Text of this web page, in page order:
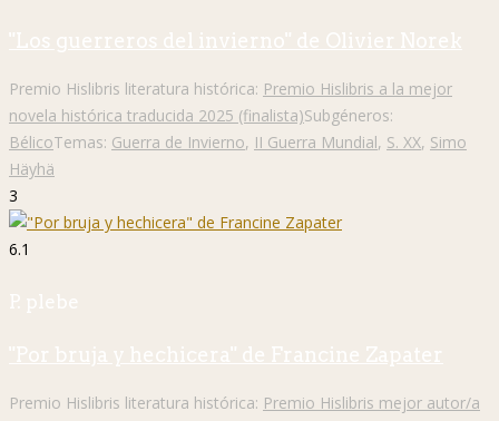
"Los guerreros del invierno" de Olivier Norek
Premio Hislibris literatura histórica: Premio Hislibris a la mejor
novela histórica traducida 2025 (finalista)Subgéneros:
BélicoTemas: Guerra de Invierno, II Guerra Mundial, S. XX, Simo
Häyhä
3
6.1
P. plebe
"Por bruja y hechicera" de Francine Zapater
Premio Hislibris literatura histórica: Premio Hislibris mejor autor/a